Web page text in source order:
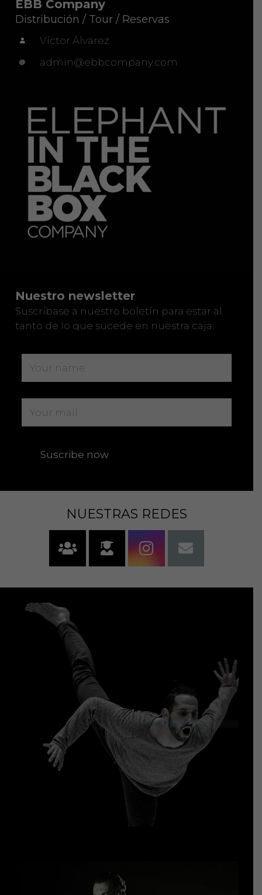
EBB Company
Distribución / Tour / Reservas
Víctor Álvarez
admin@ebbcompany.com
Nuestro newsletter
Suscríbase a nuestro boletín para estar al
tanto de lo que sucede en nuestra caja.
NUESTRAS REDES